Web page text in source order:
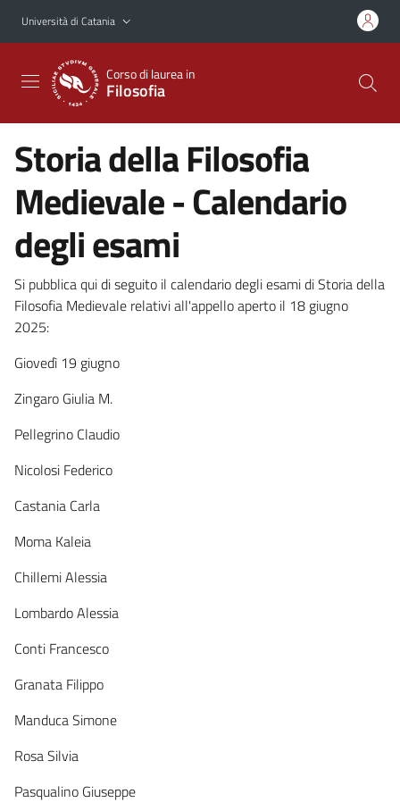
Vai al contenuto principale
Vai al menu di navigazione
Università di Catania
Corso di laurea in
Filosofia
Storia della Filosofia
Medievale - Calendario
degli esami
Si pubblica qui di seguito il calendario degli esami di Storia della
Filosofia Medievale relativi all'appello aperto il 18 giugno
2025:
Giovedì 19 giugno
Zingaro Giulia M.
Pellegrino Claudio
Nicolosi Federico
Castania Carla
Moma Kaleia
Chillemi Alessia
Lombardo Alessia
Conti Francesco
Granata Filippo
Manduca Simone
Rosa Silvia
Pasqualino Giuseppe